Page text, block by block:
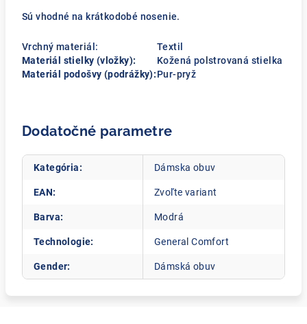
Sú vhodné na krátkodobé nosenie.
Vrchný materiál:
Textil
Materiál stielky (vložky):
Kožená polstrovaná stielka
Materiál podošvy (podrážky):Pur-pryž
Dodatočné parametre
Kategória: Dámska obuv
EAN: Zvoľte variant
Barva: Modrá
Technologie: General Comfort
Gender: Dámská obuv